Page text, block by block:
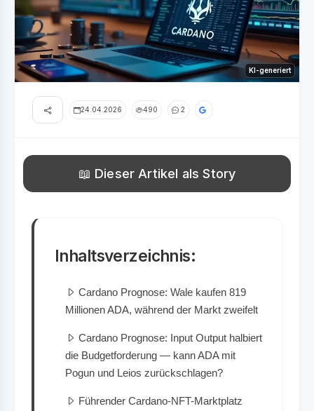
KI-generiert
24.04.2026 490 2
📖 Dieser Artikel als Story
Inhaltsverzeichnis:
Cardano Prognose: Wale kaufen 819
Millionen ADA, während der Markt zweifelt
Cardano Prognose: Input Output halbiert
die Budgetforderung — kann ADA mit
Pogun und Leios zurückschlagen?
Führender Cardano-NFT-Marktplatz